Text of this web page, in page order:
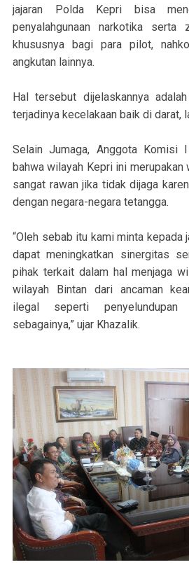
jajaran Polda Kepri bisa
penyalahgunaan narkotika
khususnya bagi para pilot,
angkutan lainnya.
Hal tersebut dijelaskannya
terjadinya kecelakaan baik di darat,
Selain Jumaga, Anggota Komisi
bahwa wilayah Kepri ini merupakan
sangat rawan jika tidak dijaga
dengan negara-negara tetangga.
“Oleh sebab itu kami minta kepada
dapat meningkatkan sinergitas
pihak terkait dalam hal menjaga
wilayah Bintan dari ancaman
ilegal seperti
sebagainya,” ujar Khazalik.